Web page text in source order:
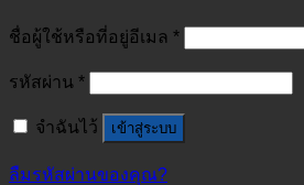
ชื่อผู้ใช้หรือที่อยู่อีเมล *
รหัสผ่าน *
จำฉันไว้ เข้าสู่ระบบ
ลืมรหัสผ่านของคุณ?